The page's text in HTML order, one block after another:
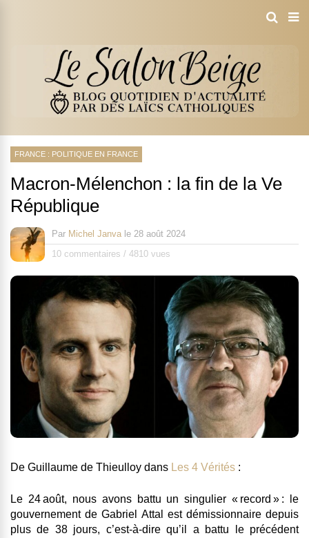
FRANCE : POLITIQUE EN FRANCE
Macron-Mélenchon : la fin de la Ve
République
Par Michel Janva le 28 août 2024
10 commentaires / 4810 vues
De Guillaume de Thieulloy dans Les 4 Vérités :
Le 24 août, nous avons battu un singulier « record » : le
gouvernement de Gabriel Attal est démissionnaire depuis
plus de 38 jours, c’est-à-dire qu’il a battu le précédent